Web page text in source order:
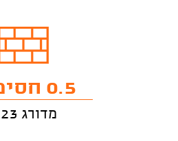
0.5 חסימות
מדורג #23